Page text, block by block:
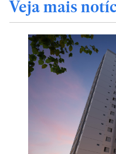
Veja mais